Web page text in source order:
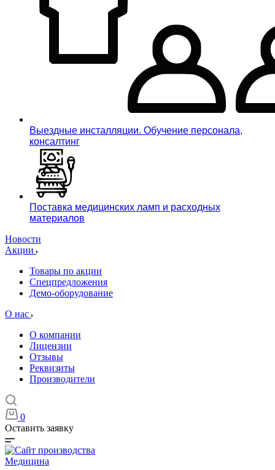
Выездные инсталляции. Обучение персонала,
консалтинг
Поставка медицинских ламп и расходных
материалов
Новости
Акции
Товары по акции
Спецпредложения
Демо-оборудование
О нас
О компании
Лицензии
Отзывы
Реквизиты
Производители
0
Оставить заявку
Медицина